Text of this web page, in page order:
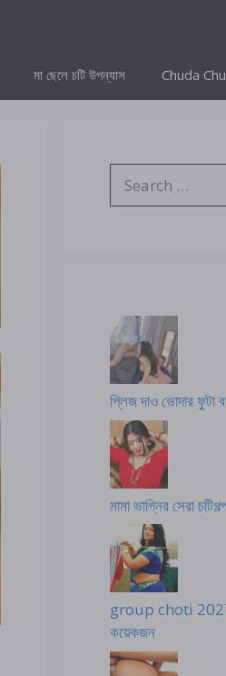
মা ছেলে চটি উপন্যাস Chuda
for:
প্লিজ দাও ভোদার ফুটা
মামা ভাগ্নির সেরা
group choti 2027
কয়েকজন